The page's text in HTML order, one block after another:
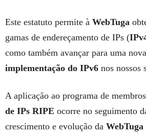
Este estatuto permite à WebTuga
gamas de endereçamento de IPs (
como também avançar para uma
implementação do IPv6 nos nossos
A aplicação ao programa de
de IPs RIPE ocorre no seguimento
crescimento e evolução da WebTuga